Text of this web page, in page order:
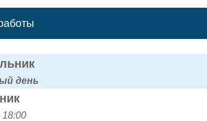
день